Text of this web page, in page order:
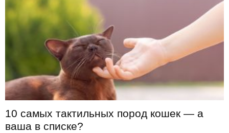
10 самых тактильных пород кошек — а
ваша в списке?